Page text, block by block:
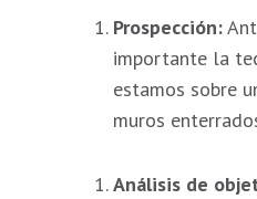
Prospección:
importante la
estamos sobre
muros
Análisis de
durante tu
rechaza estas
desaparecerán